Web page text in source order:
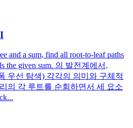
and a sum, find all root-to-leaf paths
the given sum. 의 발전계에서,
우선 탐색) 각각의 의미와 구체적
의 각 루트를 순회하면서 세 요소